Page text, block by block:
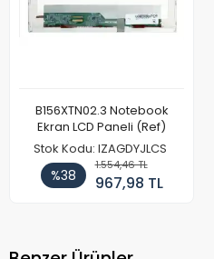
B156XTN02.3 Notebook
Ekran LCD Paneli (Ref)
Stok Kodu: IZAGDYJLCS
%38
1.554,46 TL
967,98 TL